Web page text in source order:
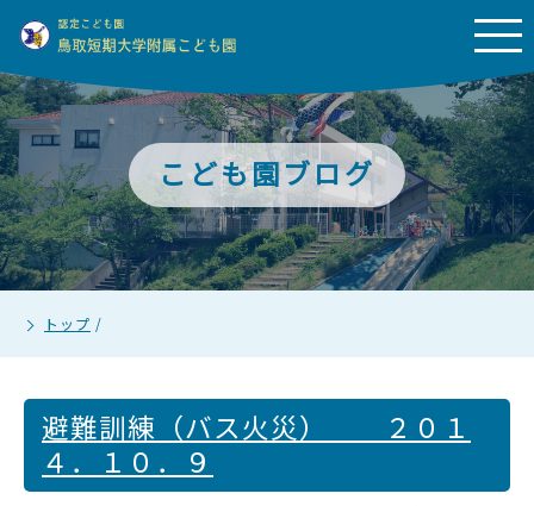
こども園ブログ
トップ /
避難訓練（バス火災） ２０１
４．１０．９